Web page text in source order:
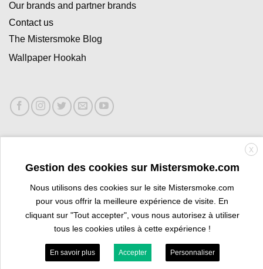
Our brands and partner brands
Contact us
The Mistersmoke Blog
Wallpaper Hookah
Les ventes flash
Les promotions
X
Gestion des cookies sur Mistersmoke.com
Nous utilisons des cookies sur le site Mistersmoke.com
pour vous offrir la meilleure expérience de visite. En
cliquant sur "Tout accepter", vous nous autorisez à utiliser
tous les cookies utiles à cette expérience !
En savoir plus Accepter Personnaliser